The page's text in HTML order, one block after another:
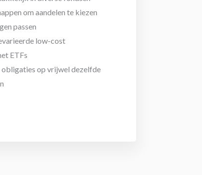
om aandelen te kiezen
passen
low-cost
ETFs
op vrijwel dezelfde